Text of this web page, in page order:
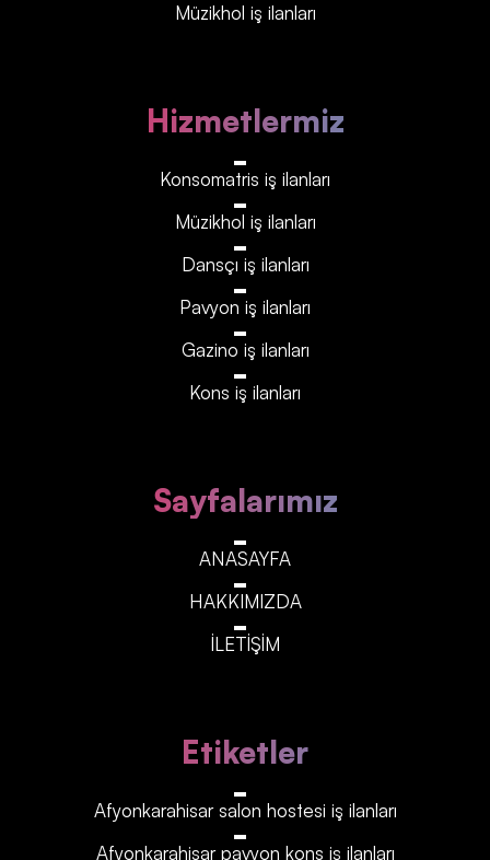
Müzikhol iş ilanları
Hizmetlermiz
Konsomatris iş ilanları
Müzikhol iş ilanları
Dansçı iş ilanları
Pavyon iş ilanları
Gazino iş ilanları
Kons iş ilanları
Sayfalarımız
ANASAYFA
HAKKIMIZDA
İLETİŞİM
Etiketler
Afyonkarahisar‎‎‎‎ salon hostesi iş ilanları
Afyonkarahisar‎‎‎‎ pavyon kons iş ilanları